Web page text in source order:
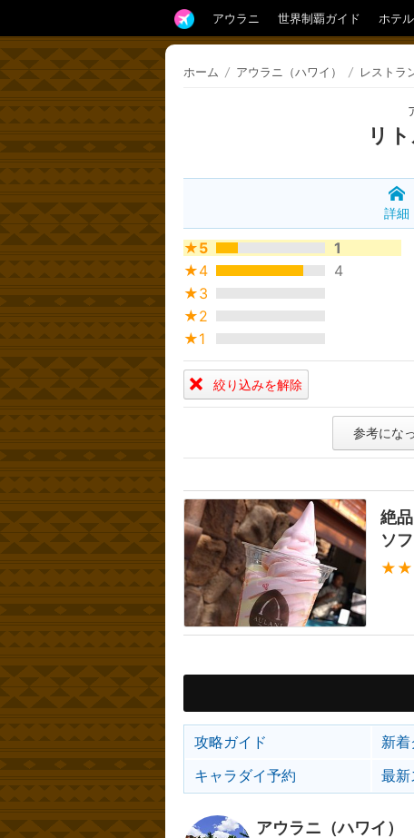
アウラニ 世界制覇ガイド ホテ
ホーム / アウラニ（ハワイ） / レストラ
リ
詳細
★5
1
★4
4
★3
★2
★1
絞り込みを解除
参考にな
絶
ソ
攻略ガイド 新着
キャラダイ予約
最新
アウラニ（ハワイ）